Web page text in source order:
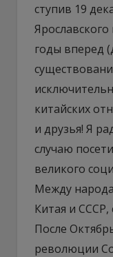
ступив 19
Ярославского
годы вперед
китайских
и друзья! Я
случаю
великого
Между
Китая и СССР,
После
революции